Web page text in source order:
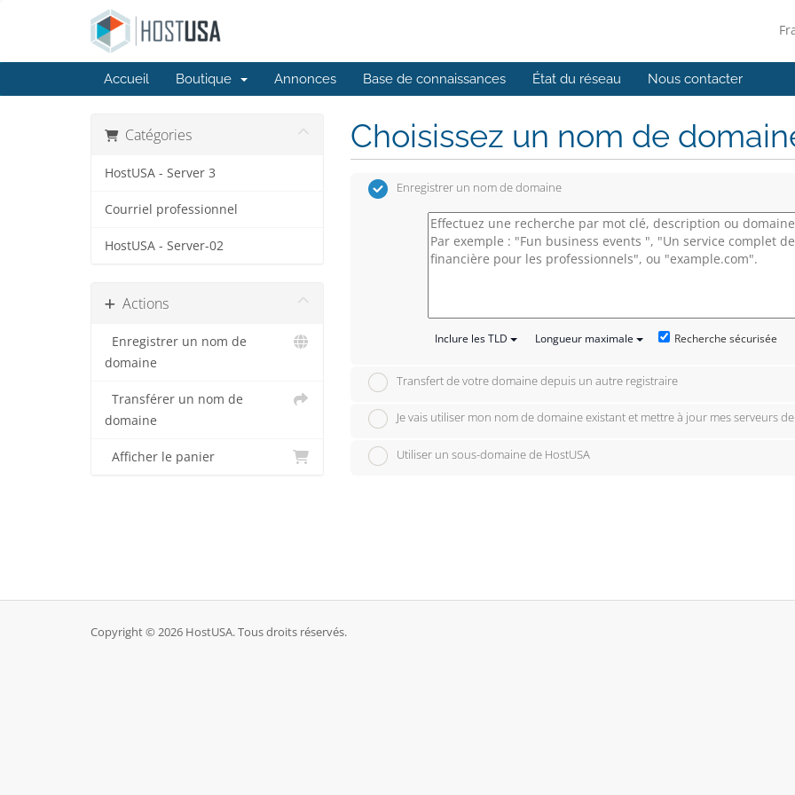
Accueil Boutique Annonces Base de connaissances État du réseau Nous contacter
Catégories
HostUSA - Server 3
Courriel professionnel
HostUSA - Server-02
Actions
Enregistrer un nom de
domaine
Transférer un nom de
domaine
Afficher le panier
Choisissez un nom de
Enregistrer un nom de domaine
Inclure les TLD Longueur maximale Recherche sécurisée
Transfert de votre domaine depuis un autre registraire
Je vais utiliser mon nom de domaine existant et mettre à jour mes serveurs
Utiliser un sous-domaine de HostUSA
Copyright © 2026 HostUSA. Tous droits réservés.